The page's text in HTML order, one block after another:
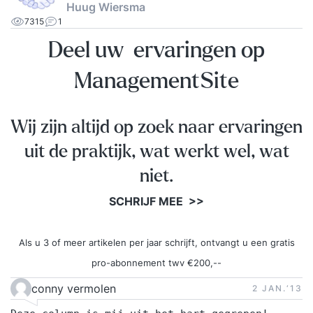
Huug Wiersma
7315 1
Deel uw ervaringen op
ManagementSite
Wij zijn altijd op zoek naar ervaringen
uit de praktijk, wat werkt wel, wat
niet.
SCHRIJF MEE >>
Als u 3 of meer artikelen per jaar schrijft, ontvangt u een gratis
pro-abonnement twv €200,--
conny vermolen 2 JAN.‘13